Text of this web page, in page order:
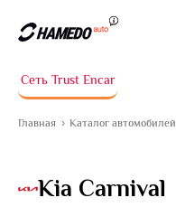
Сеть Trust Encar
Главная Каталог автомобилей
Kia Carnival